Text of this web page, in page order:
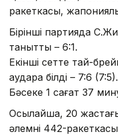
ракеткасы,
Бірінші партияда
танытты – 6:1.
Екінші сетте тай-
аудара білді – 7:6 (7:5).
Бәсеке 1 сағат 37
Осылайша, 20
әлемнің 442-